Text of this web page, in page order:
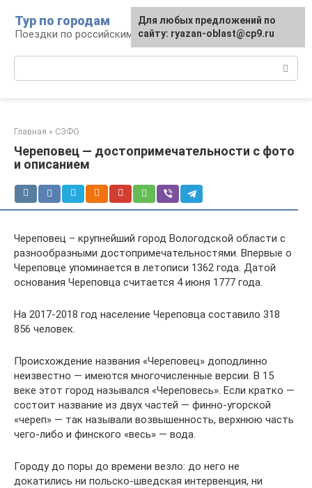
контенту
Тур по городам
Поездки по российским городам
Главная » СЗФО
Череповец — достопримечательности с фото
и описанием
Череповец – крупнейший город Вологодской области с
разнообразными достопримечательностями. Впервые о
Череповце упоминается в летописи 1362 года. Датой
основания Череповца считается 4 июня 1777 года.
На 2017-2018 год население Череповца составило 318
856 человек.
Происхождение названия «Череповец» доподлинно
неизвестно — имеются многочисленные версии. В 15
веке этот город назывался «Череповесь». Если кратко —
состоит название из двух частей — финно-угорской
«череп» — так называли возвышенность, верхнюю часть
чего-либо и финского «весь» — вода.
Городу до поры до времени везло: до него не
докатились ни польско-шведская интервенция, ни
Для любых предложений по
сайту: ryazan-oblast@cp9.ru